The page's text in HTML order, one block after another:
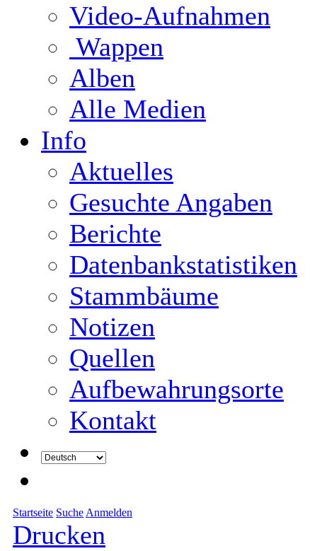
Video-Aufnahmen
Wappen
Alben
Alle Medien
Info
Aktuelles
Gesuchte Angaben
Berichte
Datenbankstatistiken
Stammbäume
Notizen
Quellen
Aufbewahrungsorte
Kontakt
Startseite Suche Anmelden
Drucken